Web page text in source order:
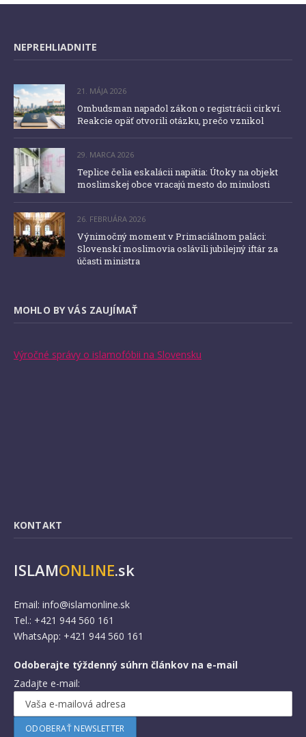
NEPREHLIADNITE
21. MÁJA 2026
Ombudsman napadol zákon o registrácii cirkví.
Reakcie opäť otvorili otázku, prečo vznikol
29. MARCA 2026
Teplice čelia eskalácii napätia: Útoky na objekt
moslimskej obce vracajú mesto do minulosti
26. FEBRUÁRA 2026
Výnimočný moment v Primaciálnom paláci:
Slovenskí moslimovia oslávili jubilejný iftár za
účasti ministra
MOHLO BY VÁS ZAUJÍMAŤ
Výročné správy o islamofóbii na Slovensku
KONTAKT
ISLAMONLINE.sk
Email: info@islamonline.sk
Tel.: +421 944 560 161
WhatsApp: +421 944 560 161
Odoberajte týždenný súhrn článkov na e-mail
Zadajte e-mail: